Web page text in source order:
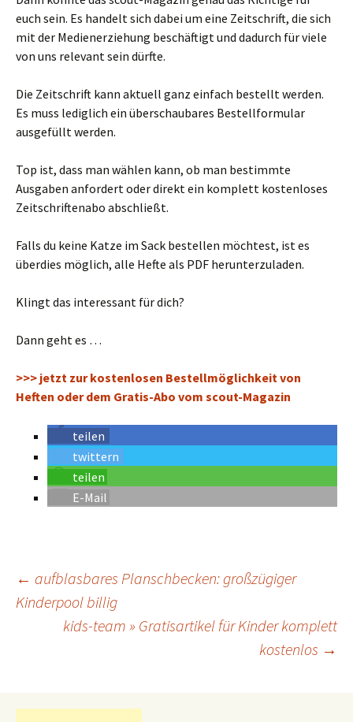
euch sein. Es handelt sich dabei um eine Zeitschrift, die sich
mit der Medienerziehung beschäftigt und dadurch für viele
von uns relevant sein dürfte.
Die Zeitschrift kann aktuell ganz einfach bestellt werden.
Es muss lediglich ein überschaubares Bestellformular
ausgefüllt werden.
Top ist, dass man wählen kann, ob man bestimmte
Ausgaben anfordert oder direkt ein komplett kostenloses
Zeitschriftenabo abschließt.
Falls du keine Katze im Sack bestellen möchtest, ist es
überdies möglich, alle Hefte als PDF herunterzuladen.
Klingt das interessant für dich?
Dann geht es …
>>> jetzt zur kostenlosen Bestellmöglichkeit von
Heften oder dem Gratis-Abo vom scout-Magazin
teilen
twittern
teilen
E-Mail
Beitrags-
Navigation
← aufblasbares Planschbecken: großzügiger
Kinderpool billig
kids-team » Gratisartikel für Kinder komplett
kostenlos →